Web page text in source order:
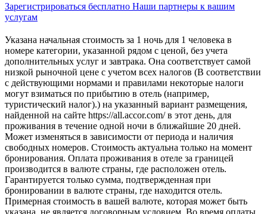
Зарегистрироваться бесплатно Наши партнеры к вашим
услугам
Указана начальная стоимость за 1 ночь для 1 человека в
номере категории, указанной рядом с ценой, без учета
дополнительных услуг и завтрака. Она соответствует самой
низкой рыночной цене с учетом всех налогов (В соответствии
с действующими нормами и правилами некоторые налоги
могут взиматься по прибытию в отель (например,
туристический налог).) на указанный вариант размещения,
найденной на сайте https://all.accor.com/ в этот день, для
проживания в течение одной ночи в ближайшие 20 дней.
Может изменяться в зависимости от периода и наличия
свободных номеров. Стоимость актуальна только на момент
бронирования. Оплата проживания в отеле за границей
производится в валюте страны, где расположен отель.
Гарантируется только сумма, подтвержденная при
бронировании в валюте страны, где находится отель.
Примерная стоимость в вашей валюте, которая может быть
указана, не является договорным условием. Во время оплаты